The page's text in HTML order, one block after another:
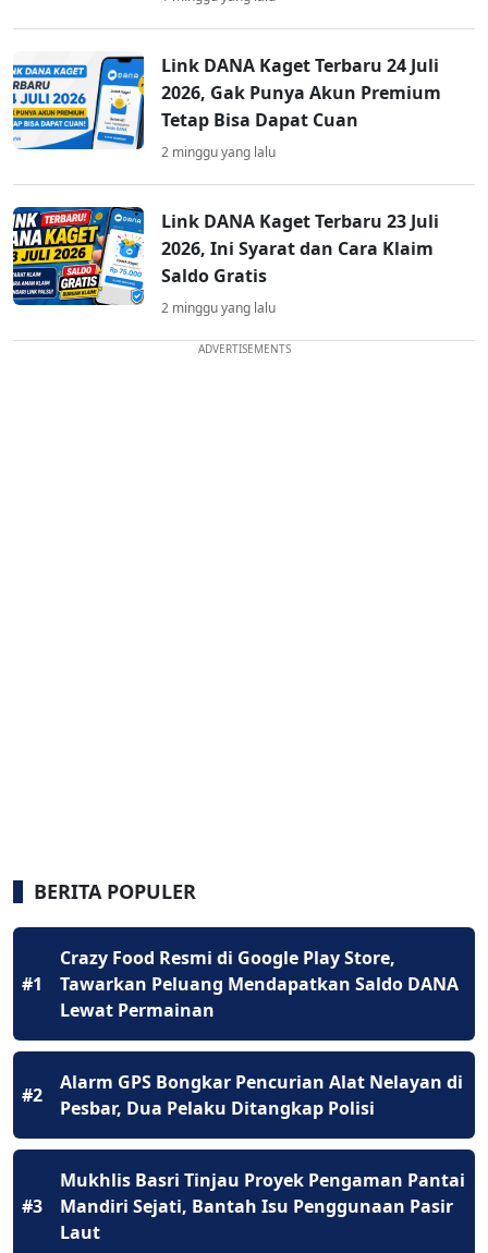
Link DANA Kaget Terbaru 24 Juli
2026, Gak Punya Akun Premium
Tetap Bisa Dapat Cuan
2 minggu yang lalu
Link DANA Kaget Terbaru 23 Juli
2026, Ini Syarat dan Cara Klaim
Saldo Gratis
2 minggu yang lalu
ADVERTISEMENTS
BERITA POPULER
#1
Crazy Food Resmi di Google Play Store,
Tawarkan Peluang Mendapatkan Saldo DANA
Lewat Permainan
#2
Alarm GPS Bongkar Pencurian Alat Nelayan di
Pesbar, Dua Pelaku Ditangkap Polisi
#3
Mukhlis Basri Tinjau Proyek Pengaman Pantai
Mandiri Sejati, Bantah Isu Penggunaan Pasir
Laut